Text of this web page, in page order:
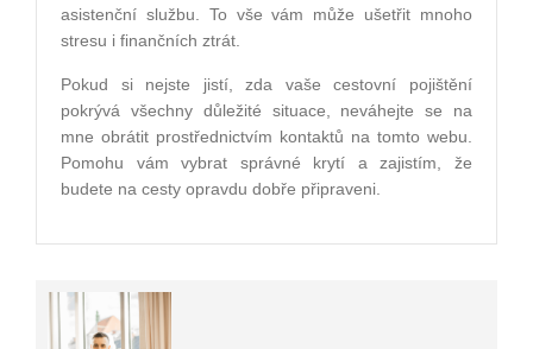
asistenční službu. To vše vám může ušetřit mnoho
stresu i finančních ztrát.
Pokud si nejste jistí, zda vaše cestovní pojištění
pokrývá všechny důležité situace, neváhejte se na
mne obrátit prostřednictvím kontaktů na tomto webu.
Pomohu vám vybrat správné krytí a zajistím, že
budete na cesty opravdu dobře připraveni.